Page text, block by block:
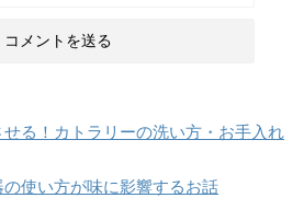
る！カトラリーの洗い方・お手入れ
使い方が味に影響するお話